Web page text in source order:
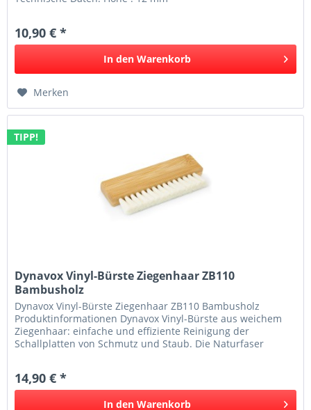
10,90 € *
In den Warenkorb
Merken
TIPP!
Dynavox Vinyl-Bürste Ziegenhaar ZB110
Bambusholz
Dynavox Vinyl-Bürste Ziegenhaar ZB110 Bambusholz
Produktinformationen Dynavox Vinyl-Bürste aus weichem
Ziegenhaar: einfache und effiziente Reinigung der
Schallplatten von Schmutz und Staub. Die Naturfaser
14,90 € *
In den Warenkorb